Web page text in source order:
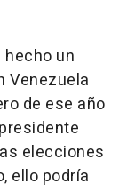
un
Venezuela
de ese año
elecciones
ello podría